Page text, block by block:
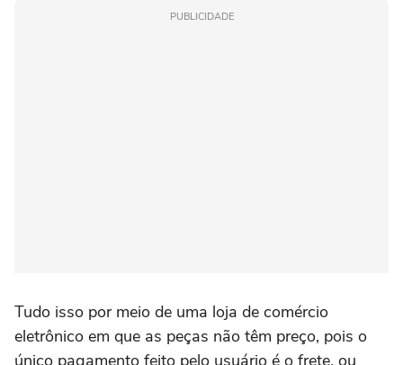
PUBLICIDADE
Tudo isso por meio de uma loja de comércio
eletrônico em que as peças não têm preço, pois o
único pagamento feito pelo usuário é o frete, ou